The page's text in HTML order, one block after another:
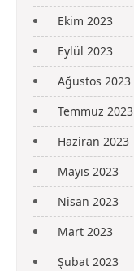
Ekim 2023
Eylül 2023
Ağustos 2023
Temmuz 2023
Haziran 2023
Mayıs 2023
Nisan 2023
Mart 2023
Şubat 2023